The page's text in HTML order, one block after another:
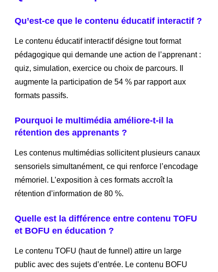
Qu’est-ce que le contenu éducatif interactif ?
Le contenu éducatif interactif désigne tout format
pédagogique qui demande une action de l’apprenant :
quiz, simulation, exercice ou choix de parcours. Il
augmente la participation de 54 % par rapport aux
formats passifs.
Pourquoi le multimédia améliore-t-il la
rétention des apprenants ?
Les contenus multimédias sollicitent plusieurs canaux
sensoriels simultanément, ce qui renforce l’encodage
mémoriel. L’exposition à ces formats accroît la
rétention d’information de 80 %.
Quelle est la différence entre contenu TOFU
et BOFU en éducation ?
Le contenu TOFU (haut de funnel) attire un large
public avec des sujets d’entrée. Le contenu BOFU